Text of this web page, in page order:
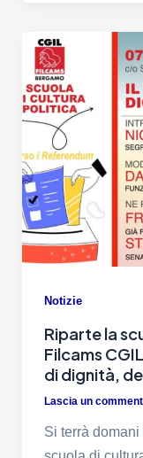
Notizie
Riparte la
Filcams
di dignità,
Lascia un
Si terrà